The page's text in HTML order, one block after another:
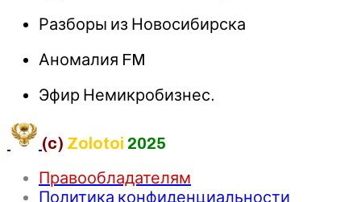
Разборы из Новосибирска
Аномалия FM
Эфир Немикробизнес.
(c) Zolotoi 2025
Правообладателям
Политика конфиденциальности